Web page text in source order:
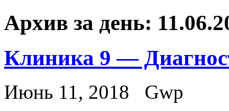
Архив за день:
Клиника 9 —
Июнь 11, 2018
Gwp